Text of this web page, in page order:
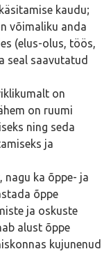
kaudu;
võimaliku anda
(elus-olus, töös,
seal saavutatud
on
on ruumi
ning seda
ja
nagu ka õppe- ja
õppe
ja oskuste
alust õppe
kujunenud